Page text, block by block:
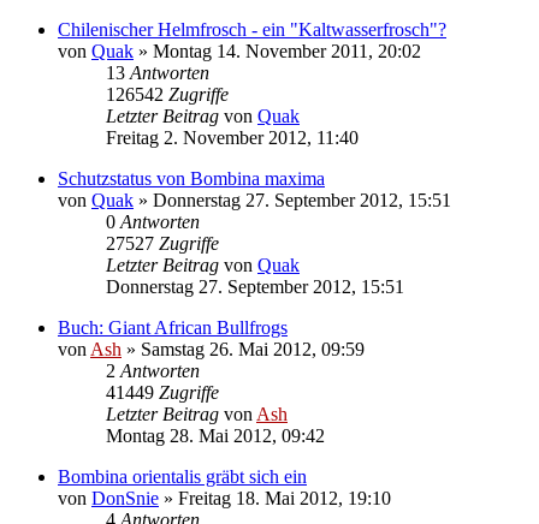
Chilenischer Helmfrosch - ein "Kaltwasserfrosch"?
von Quak » Montag 14. November 2011, 20:02
13 Antworten
126542 Zugriffe
Letzter Beitrag von Quak
Freitag 2. November 2012, 11:40
Schutzstatus von Bombina maxima
von Quak » Donnerstag 27. September 2012, 15:51
0 Antworten
27527 Zugriffe
Letzter Beitrag von Quak
Donnerstag 27. September 2012, 15:51
Buch: Giant African Bullfrogs
von Ash » Samstag 26. Mai 2012, 09:59
2 Antworten
41449 Zugriffe
Letzter Beitrag von Ash
Montag 28. Mai 2012, 09:42
Bombina orientalis gräbt sich ein
von DonSnie » Freitag 18. Mai 2012, 19:10
4 Antworten